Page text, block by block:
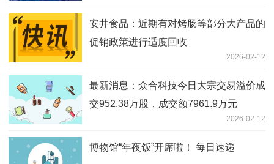
安井食品：近期有对烤肠等部分大产品的
促销政策进行适度回收
2026-02-12
最新消息：众合科技今日大宗交易溢价成
交952.38万股，成交额7961.9万元
2026-02-12
博物馆“年夜饭”开席啦！ 每日速递